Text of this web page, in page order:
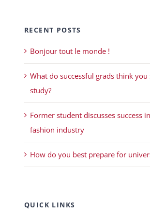
RECENT POSTS
Bonjour tout le monde !
What do successful grads think you
study?
Former student discusses success
fashion industry
How do you best prepare for
QUICK LINKS